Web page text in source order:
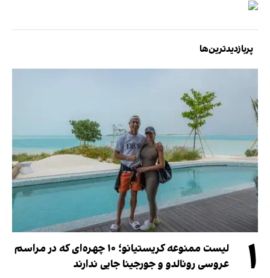
پربازدیدترین‌ها
۱
لیست ممنوعه کریستیانو؛ ۱۰ چهره‌ای که در مراسم
عروسی رونالدو و جورجینا جایی ندارند